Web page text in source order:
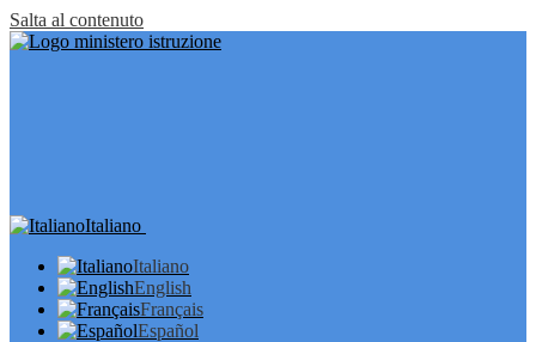
Salta al contenuto
Italiano
Italiano
English
Français
Español